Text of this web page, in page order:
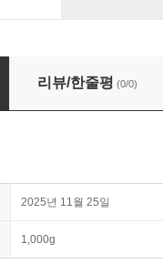
다) - Black Merda
리뷰/한줄평 (0/0)
2025년 11월 25일
1,000g